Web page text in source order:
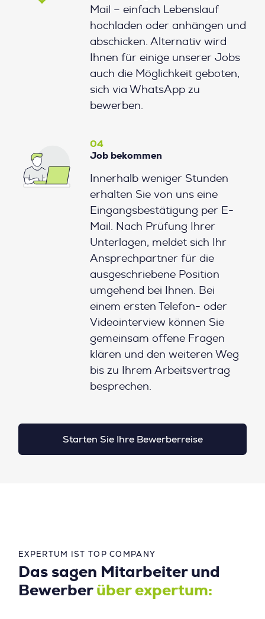
Mail – einfach Lebenslauf
hochladen oder anhängen und
abschicken. Alternativ wird
Ihnen für einige unserer Jobs
auch die Möglichkeit geboten,
sich via WhatsApp zu
bewerben.
04
Job bekommen
Innerhalb weniger Stunden
erhalten Sie von uns eine
Eingangsbestätigung per E-
Mail. Nach Prüfung Ihrer
Unterlagen, meldet sich Ihr
Ansprechpartner für die
ausgeschriebene Position
umgehend bei Ihnen. Bei
einem ersten Telefon- oder
Videointerview können Sie
gemeinsam offene Fragen
klären und den weiteren Weg
bis zu Ihrem Arbeitsvertrag
besprechen.
Starten Sie Ihre Bewerberreise
EXPERTUM IST TOP COMPANY
Das sagen Mitarbeiter und
Bewerber über expertum: